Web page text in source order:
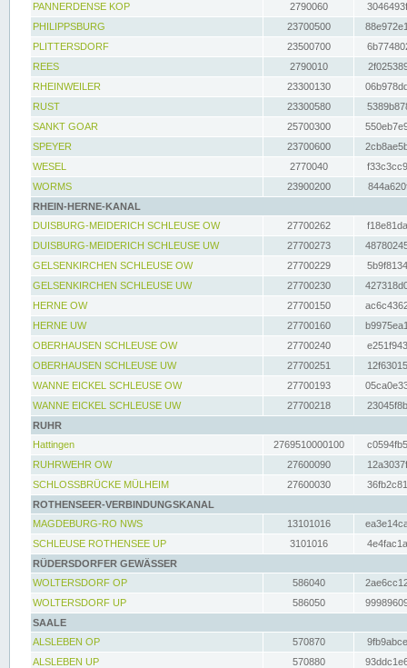
PANNERDENSE KOP
2790060
PHILIPPSBURG
23700500
PLITTERSDORF
23500700
REES
2790010
RHEINWEILER
23300130
RUST
23300580
SANKT GOAR
25700300
SPEYER
23700600
WESEL
2770040
WORMS
23900200
RHEIN-HERNE-KANAL
DUISBURG-MEIDERICH SCHLEUSE OW
27700262
DUISBURG-MEIDERICH SCHLEUSE UW
27700273
GELSENKIRCHEN SCHLEUSE OW
27700229
GELSENKIRCHEN SCHLEUSE UW
27700230
HERNE OW
27700150
HERNE UW
27700160
OBERHAUSEN SCHLEUSE OW
27700240
OBERHAUSEN SCHLEUSE UW
27700251
WANNE EICKEL SCHLEUSE OW
27700193
WANNE EICKEL SCHLEUSE UW
27700218
RUHR
Hattingen
2769510000100
RUHRWEHR OW
27600090
SCHLOSSBRÜCKE MÜLHEIM
27600030
ROTHENSEER-VERBINDUNGSKANAL
MAGDEBURG-RO NWS
13101016
SCHLEUSE ROTHENSEE UP
3101016
RÜDERSDORFER GEWÄSSER
WOLTERSDORF OP
586040
WOLTERSDORF UP
586050
SAALE
ALSLEBEN OP
570870
ALSLEBEN UP
570880